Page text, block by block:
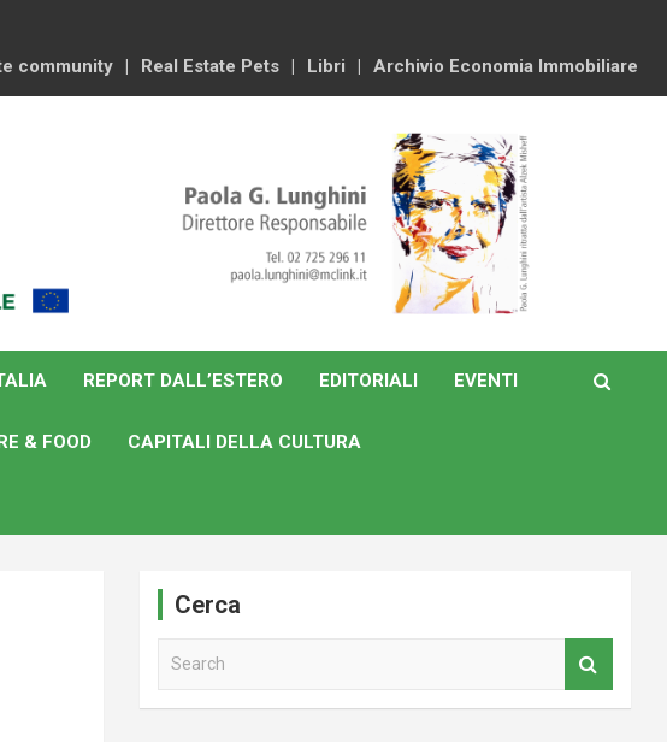
community Real Estate Pets Libri Archivio Economia Immobiliare
REPORT DALL’ESTERO EDITORIALI EVENTI
& FOOD CAPITALI DELLA CULTURA
Cerca